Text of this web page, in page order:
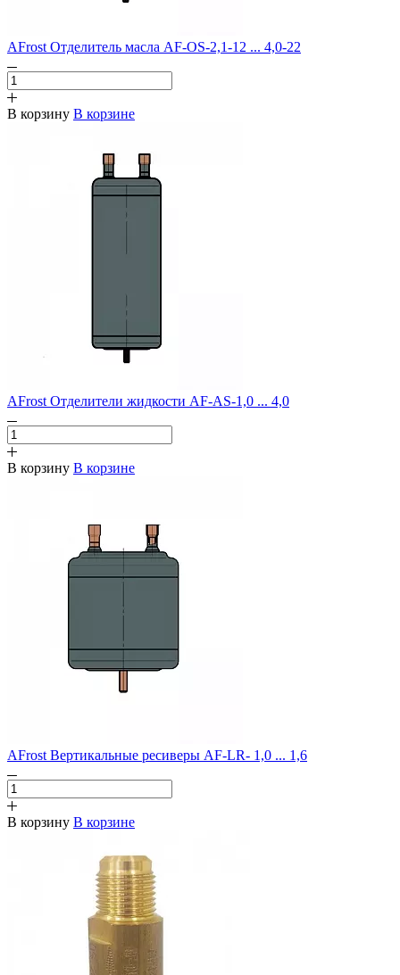
AFrost Отделитель масла AF-OS-2,1-12 ... 4,0-22
В корзину В корзине
AFrost Отделители жидкости AF-AS-1,0 ... 4,0
В корзину В корзине
AFrost Вертикальные ресиверы AF-LR- 1,0 ... 1,6
В корзину В корзине